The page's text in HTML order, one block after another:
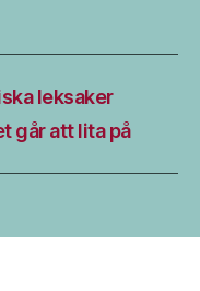
leksaker
går att lita på